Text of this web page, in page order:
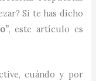
Si te has dicho
, este artículo es
cuándo y por